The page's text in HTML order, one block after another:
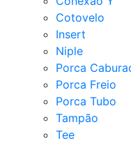
Cotovelo
Insert
Niple
Porca
Porca Freio
Porca Tubo
Tampão
Tee